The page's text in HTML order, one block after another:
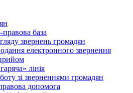
база
звернень громадян
електронного звернення
лінія
зі зверненнями громадян
допомога